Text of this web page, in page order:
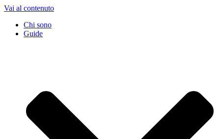
Vai al contenuto
Chi sono
Guide